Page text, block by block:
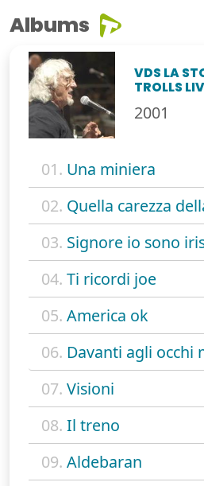
Albums
VDS LA
TROLLS
2001
01. Una miniera
02. Quella carezza
03. Signore io sono
04. Ti ricordi joe
05. America ok
06. Davanti agli occhi
07. Visioni
08. Il treno
09. Aldebaran